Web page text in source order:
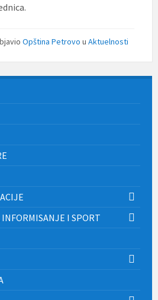
Opština Petrovo u Aktuelnosti
I SPORT